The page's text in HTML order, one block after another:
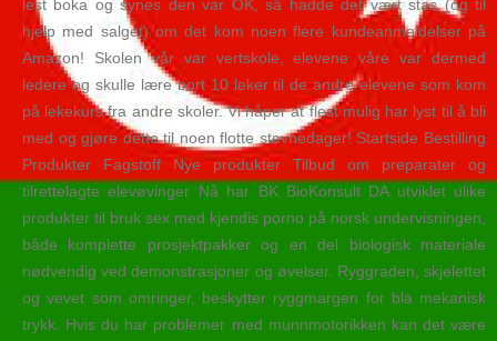
lest boka og synes den var OK, så hadde det vært stas (og til
hjelp med salget) om det kom noen flere kundeanmeldelser på
Amazon! Skolen vår var vertskole, elevene våre var dermed
ledere og skulle lære bort 10 leker til de andre elevene som kom
på lekekurs fra andre skoler. Vi håper at flest mulig har lyst til å bli
med og gjøre dette til noen flotte stevnedager! Startside Bestilling
Produkter Fagstoff Nye produkter Tilbud om preparater og
tilrettelagte elevøvinger Nå har BK BioKonsult DA utviklet ulike
produkter til bruk sex med kjendis porno på norsk undervisningen,
både komplette prosjektpakker og en del biologisk materiale
nødvendig ved demonstrasjoner og øvelser. Ryggraden, skjelettet
og vevet som omringer, beskytter ryggmargen for bla mekanisk
trykk. Hvis du har problemer med munnmotorikken kan det være